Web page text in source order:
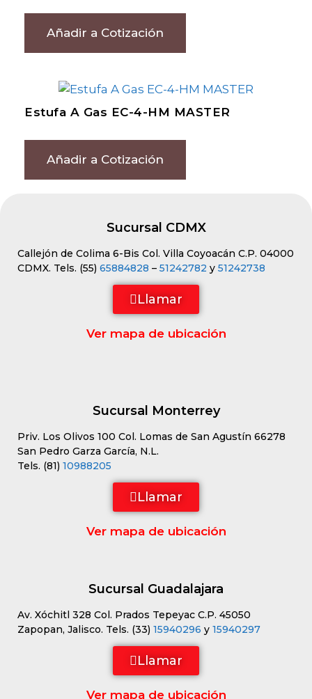
Añadir a Cotización
Estufa A Gas EC-4-HM MASTER
Añadir a Cotización
Sucursal CDMX
Callejón de Colima 6-Bis Col. Villa Coyoacán C.P. 04000
CDMX. Tels. (55) 65884828 – 51242782 y 51242738
Llamar
Ver mapa de ubicación
Sucursal Monterrey
Priv. Los Olivos 100 Col. Lomas de San Agustín 66278
San Pedro Garza García, N.L.
Tels. (81) 10988205
Llamar
Ver mapa de ubicación
Sucursal Guadalajara
Av. Xóchitl 328 Col. Prados Tepeyac C.P. 45050
Zapopan, Jalisco. Tels. (33) 15940296 y 15940297
Llamar
Ver mapa de ubicación